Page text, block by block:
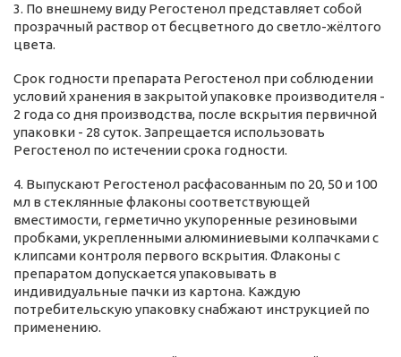
3. По внешнему виду Регостенол представляет собой
прозрачный раствор от бесцветного до светло-жёлтого
цвета.
Срок годности препарата Регостенол при соблюдении
условий хранения в закрытой упаковке производителя -
2 года со дня производства, после вскрытия первичной
упаковки - 28 суток. Запрещается использовать
Регостенол по истечении срока годности.
4. Выпускают Регостенол расфасованным по 20, 50 и 100
мл в стеклянные флаконы соответствующей
вместимости, герметично укупоренные резиновыми
пробками, укрепленными алюминиевыми колпачками с
клипсами контроля первого вскрытия. Флаконы с
препаратом допускается упаковывать в
индивидуальные пачки из картона. Каждую
потребительскую упаковку снабжают инструкцией по
применению.